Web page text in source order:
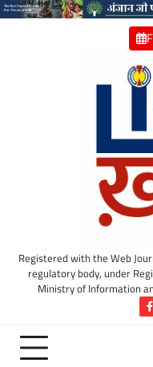
Skip
Registered with the Web
regulatory body, under
Ministry of Information